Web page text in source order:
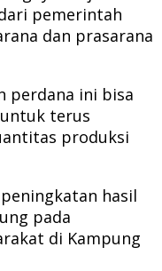
pemerintah
dan prasarana
perdana ini bisa
terus
produksi
hasil
pada
di Kampung